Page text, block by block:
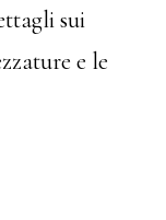
sui
e le